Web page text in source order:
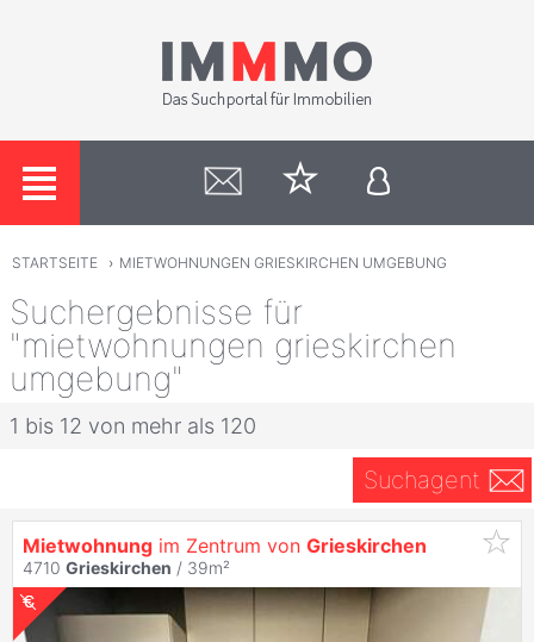
STARTSEITE › MIETWOHNUNGEN GRIESKIRCHEN UMGEBUNG
Suchergebnisse für
"mietwohnungen grieskirchen
umgebung"
1 bis 12 von mehr als 120
Suchagent
Mietwohnung im Zentrum von Grieskirchen
4710 Grieskirchen / 39m²